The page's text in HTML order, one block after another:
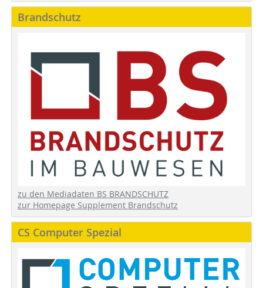
Brandschutz
zu den Mediadaten BS BRANDSCHUTZ
zur Homepage Supplement Brandschutz
CS Computer Spezial